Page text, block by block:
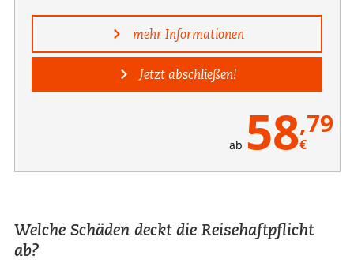
ab 58,79
€
mehr Informationen
Jetzt abschließen!
Welche Schäden deckt die Reisehaftpflicht
ab?